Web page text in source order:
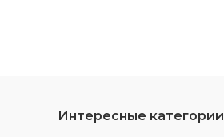
Интересные категории